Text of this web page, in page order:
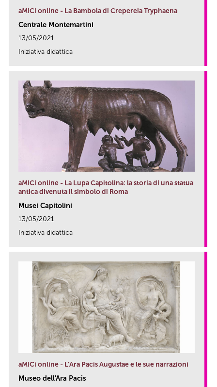
aMICi online - La Bambola di Crepereia Tryphaena
Centrale Montemartini
13/05/2021
Iniziativa didattica
aMICi online - La Lupa Capitolina: la storia di una statua
antica divenuta il simbolo di Roma
Musei Capitolini
13/05/2021
Iniziativa didattica
aMICi online - L’Ara Pacis Augustae e le sue narrazioni
Museo dell'Ara Pacis